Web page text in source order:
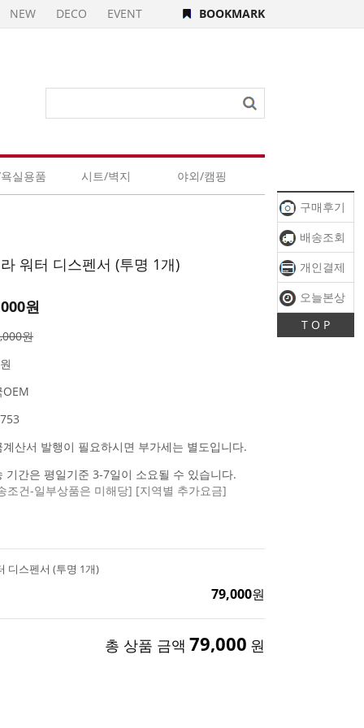
구매후기
배송조회
개인결제
오늘본상
T O P
NEW DECO EVENT BOOKMARK
실용품 시트/벽지 야외/캠핑
워터 디스펜서 (투명 1개)
원
원
OEM
계산서 발행이 필요하시면 부가세는 별도입니다.
기간은 평일기준 3-7일이 소요될 수 있습니다.
조건-일부상품은 미해당] [지역별 추가요금]
디스펜서 (투명 1개)
79,000원
총 상품 금액 79,000 원